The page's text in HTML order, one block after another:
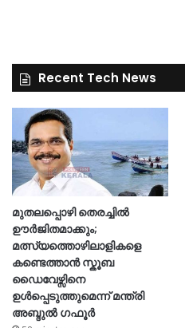
Recent Tech News
മുതലപ്പൊഴി തെരച്ചിൽ
ഊർജിതമാക്കും;
മത്സ്യത്തൊഴിലാളികളെ
കണ്ടെത്താൻ സ്കൂബ
ഡൈവേഴ്സിനെ
ഉൾപ്പെടുത്തുമെന്ന് മന്ത്രി
അബ്ദുൽ ഗഫൂർ